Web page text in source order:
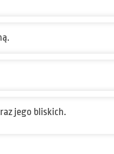
jego bliskich.